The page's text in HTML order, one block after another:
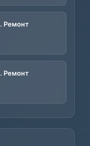
Ремонт
Ремонт